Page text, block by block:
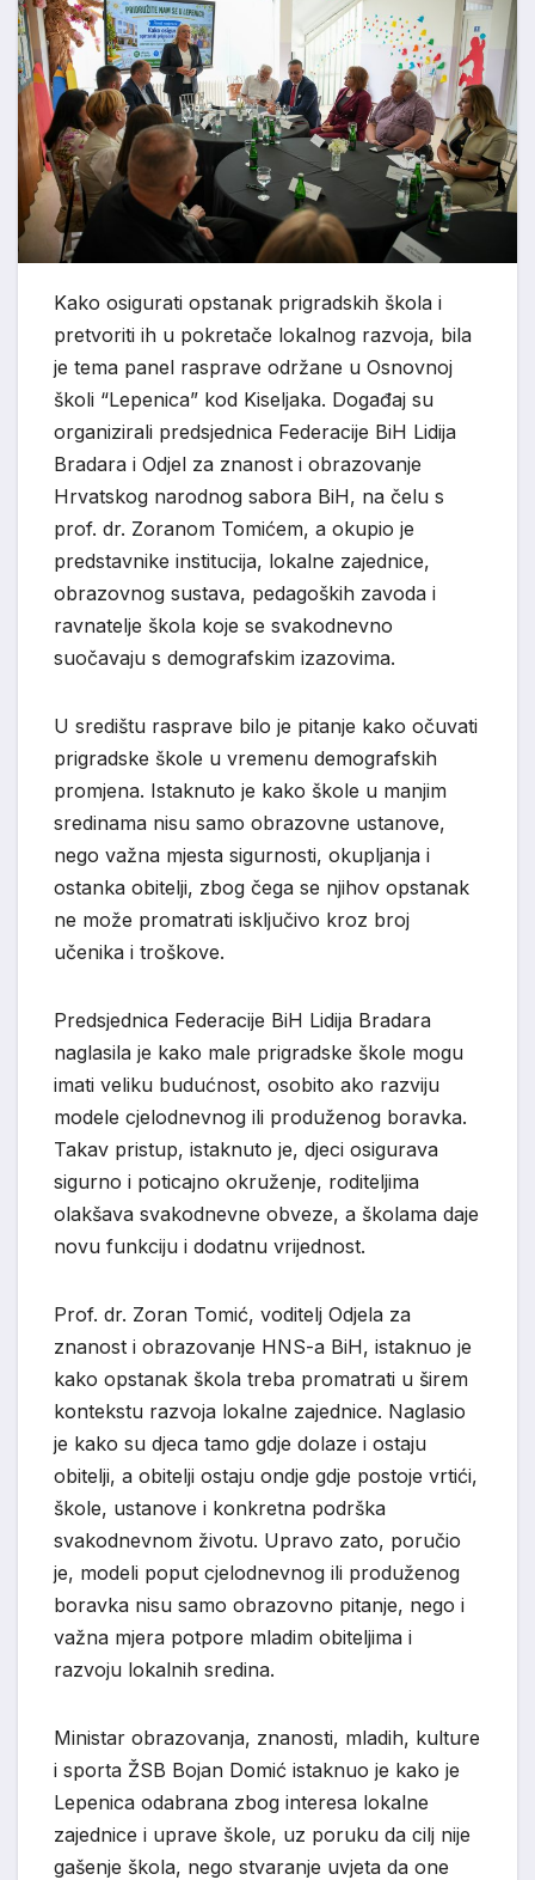
Kako osigurati opstanak prigradskih škola i
pretvoriti ih u pokretače lokalnog razvoja, bila
je tema panel rasprave održane u Osnovnoj
školi “Lepenica” kod Kiseljaka. Događaj su
organizirali predsjednica Federacije BiH Lidija
Bradara i Odjel za znanost i obrazovanje
Hrvatskog narodnog sabora BiH, na čelu s
prof. dr. Zoranom Tomićem, a okupio je
predstavnike institucija, lokalne zajednice,
obrazovnog sustava, pedagoških zavoda i
ravnatelje škola koje se svakodnevno
suočavaju s demografskim izazovima.
U središtu rasprave bilo je pitanje kako očuvati
prigradske škole u vremenu demografskih
promjena. Istaknuto je kako škole u manjim
sredinama nisu samo obrazovne ustanove,
nego važna mjesta sigurnosti, okupljanja i
ostanka obitelji, zbog čega se njihov opstanak
ne može promatrati isključivo kroz broj
učenika i troškove.
Predsjednica Federacije BiH Lidija Bradara
naglasila je kako male prigradske škole mogu
imati veliku budućnost, osobito ako razviju
modele cjelodnevnog ili produženog boravka.
Takav pristup, istaknuto je, djeci osigurava
sigurno i poticajno okruženje, roditeljima
olakšava svakodnevne obveze, a školama daje
novu funkciju i dodatnu vrijednost.
Prof. dr. Zoran Tomić, voditelj Odjela za
znanost i obrazovanje HNS-a BiH, istaknuo je
kako opstanak škola treba promatrati u širem
kontekstu razvoja lokalne zajednice. Naglasio
je kako su djeca tamo gdje dolaze i ostaju
obitelji, a obitelji ostaju ondje gdje postoje vrtići,
škole, ustanove i konkretna podrška
svakodnevnom životu. Upravo zato, poručio
je, modeli poput cjelodnevnog ili produženog
boravka nisu samo obrazovno pitanje, nego i
važna mjera potpore mladim obiteljima i
razvoju lokalnih sredina.
Ministar obrazovanja, znanosti, mladih, kulture
i sporta ŽSB Bojan Domić istaknuo je kako je
Lepenica odabrana zbog interesa lokalne
zajednice i uprave škole, uz poruku da cilj nije
gašenje škola, nego stvaranje uvjeta da one